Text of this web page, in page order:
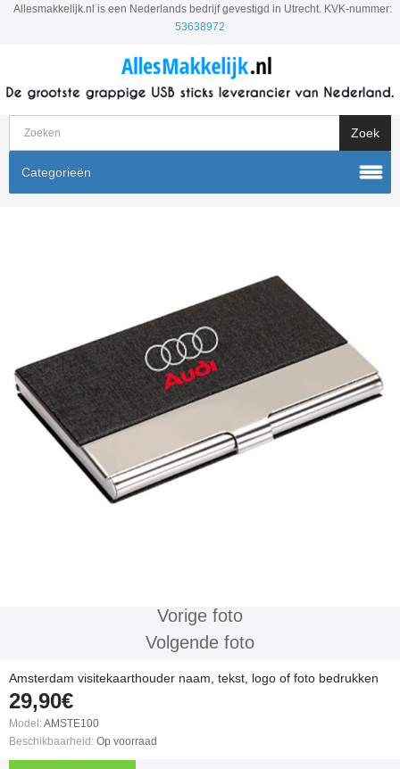
Allesmakkelijk.nl is een Nederlands bedrijf gevestigd in Utrecht. KVK-nummer:
53638972
Categorieën
Vorige foto
Volgende foto
Amsterdam visitekaarthouder naam, tekst, logo of foto bedrukken
29,90€
Model:AMSTE100
Beschikbaarheid: Op voorraad